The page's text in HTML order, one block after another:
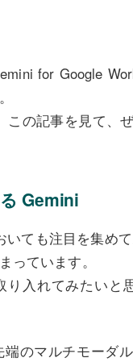
for Google
の記事を見て、
Gemini
ても注目を集め
っています。
入れてみたいと
のマルチモーダ